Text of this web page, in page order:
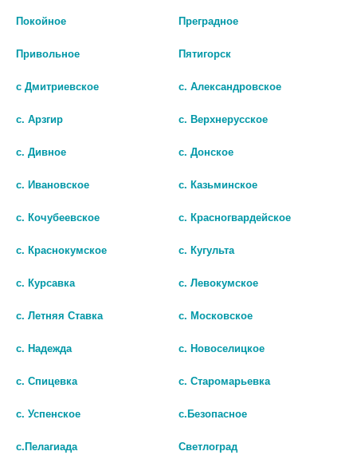
© Городская аптека - Маркетплейс. Все права защищены
Покойное Преградное
Привольное Пятигорск
с Дмитриевское с. Александровское
с. Арзгир с. Верхнерусское
с. Дивное с. Донское
с. Ивановское с. Казьминское
с. Кочубеевское с. Красногвардейское
с. Краснокумское с. Кугульта
с. Курсавка с. Левокумское
с. Летняя Ставка с. Московское
с. Надежда с. Новоселицкое
с. Спицевка с. Старомарьевка
с. Успенское с.Безопасное
с.Пелагиада Светлоград